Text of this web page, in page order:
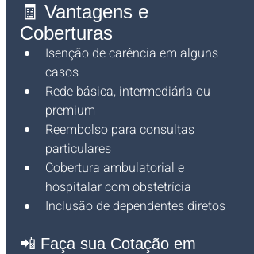
🧾 Vantagens e
Coberturas
Isenção de carência em alguns
casos
Rede básica, intermediária ou
premium
Reembolso para consultas
particulares
Cobertura ambulatorial e
hospitalar com obstetrícia
Inclusão de dependentes diretos
📲 Faça sua Cotação em